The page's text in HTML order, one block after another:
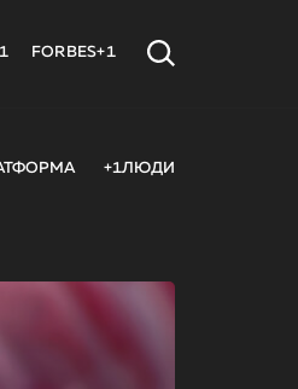
FORBES+1
+1ЛЮДИ